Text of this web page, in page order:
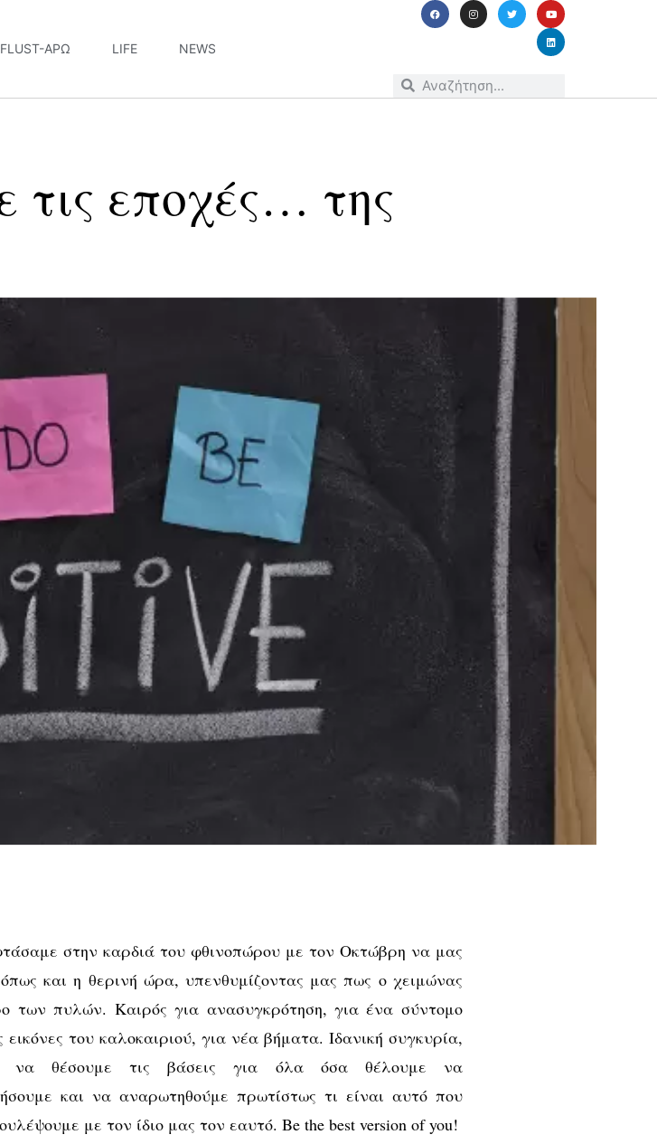
FLUST-ΆΡΩ LIFE NEWS
τις εποχές… της
στην καρδιά του φθινοπώρου με τον Οκτώβρη να μας
και η θερινή ώρα, υπενθυμίζοντας μας πως ο χειμώνας
των πυλών. Καιρός για ανασυγκρότηση, για ένα σύντομο
εικόνες του καλοκαιριού, για νέα βήματα. Ιδανική συγκυρία,
να θέσουμε τις βάσεις για όλα όσα θέλουμε να
και να αναρωτηθούμε πρωτίστως τι είναι αυτό που
με τον ίδιο μας τον εαυτό. Be the best version of you!